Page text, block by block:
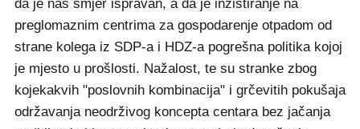
da je naš smjer ispravan, a da je inzistiranje na
preglomaznim centrima za gospodarenje otpadom od
strane kolega iz SDP-a i HDZ-a pogrešna politika kojoj
je mjesto u prošlosti. Nažalost, te su stranke zbog
kojekakvih "poslovnih kombinacija" i grčevitih pokušaja
održavanja neodrživog koncepta centara bez jačanja